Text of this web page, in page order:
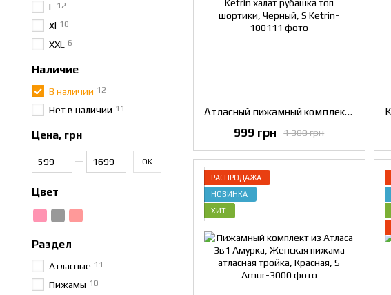
Атласный пижамный комплект Ketrin халат рубашка топ шортики, Черный, S
1 300 грн
999 грн
РАСПРОДАЖА
НОВИНКА
ХИТ
L 12
Xl 10
XXL 6
Наличие
В наличии 12
Нет в наличии 11
Цена, грн
OK
Цвет
Раздел
Атласные 11
Пижамы 10